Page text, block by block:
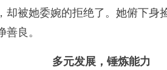
却被她委婉的拒绝了。她俯下身
良。
多元发展，锤炼能力